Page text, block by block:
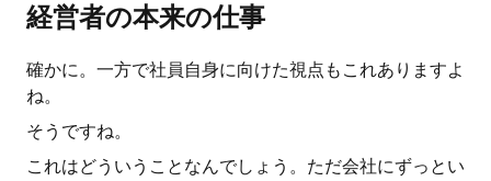
経営者の本来の仕事
確かに。一方で社員自身に向けた視点もこれありますよ
ね。
そうですね。
これはどういうことなんでしょう。ただ会社にずっとい